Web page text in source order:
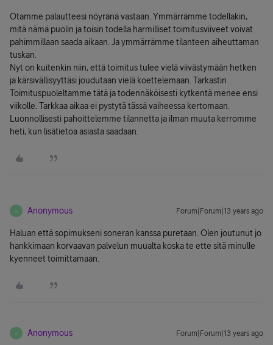
Otamme palautteesi nöyränä vastaan. Ymmärrämme todellakin,
mitä nämä puolin ja toisin todella harmilliset toimitusviiveet voivat
pahimmillaan saada aikaan. Ja ymmärrämme tilanteen aiheuttaman
tuskan.
Nyt on kuitenkin niin, että toimitus tulee vielä viivästymään hetken
ja kärsivällisyyttäsi joudutaan vielä koettelemaan. Tarkastin
Toimituspuoleltamme tätä ja todennäköisesti kytkentä menee ensi
viikolle. Tarkkaa aikaa ei pystytä tässä vaiheessa kertomaan.
Luonnollisesti pahoittelemme tilannetta ja ilman muuta kerromme
heti, kun lisätietoa asiasta saadaan.
A Anonymous Forum|Forum|13 years ago
Haluan että sopimukseni soneran kanssa puretaan. Olen joutunut jo
hankkimaan korvaavan palvelun muualta koska te ette sitä minulle
kyenneet toimittamaan.
A Anonymous Forum|Forum|13 years ago